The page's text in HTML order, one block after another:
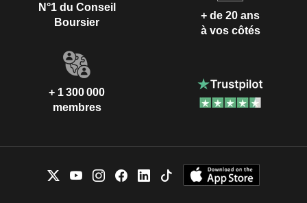
N°1 du Conseil
Boursier
+ de 20 ans
à vos côtés
+ 1 300 000
membres